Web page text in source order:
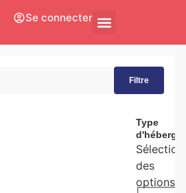
Se connecter
Filtre
Type
des
options